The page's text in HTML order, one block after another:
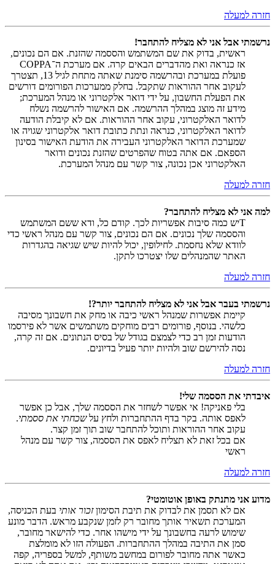
חזרה למעלה
נרשמתי אבל אני לא מצליח להתחבר!
ראשית, בדוק את שם המשתמש והססמה שהזנת. אם הם נכונים,
אז כנראה ואת מהדברים הבאים קרה. אם מערכת ה־COPPA
פועלת במערכת ובהרשמה סימנת שאתה מתחת לגיל 13, תצטרך
לעקוב אחר ההוראות שתקבל. בחלק ממערכות הפורומים דורשים
את הפעלת החשבון, על ידי דואר אלקטרוני או מנהל המערכת;
מידע זה מוצג במהלך ההרשמה. אם האישור להרשמה נשלח
לדואר האלקטרוני, עקוב אחר ההוראות. אם לא קיבלת הודעה
לדואר האלקטרוני, כנראה ונתת כתובת דואר אלקטרוני שגויה או
שמערכת הדואר האלקטרוני העבירה את הודעת האישור בסינון
הספאם. אם אתה בטוח שהפרטים שהזנת נכונים ודואר
האלקטרוני אכן נכונה, צור קשר עם מנהל המערכת.
חזרה למעלה
למה אני לא מצליח להתחבר?
Tיש כמה סיבות אפשריות לכך. קודם כל, ודא ששם המשתמש
והססמה שלך נכונים. אם הם נכונים, צור קשר עם מנהל ראשי כדי
לוודא שלא נחסמת. לחילופין, יכול להיות שיש שגיאה בהגדרות
האתר שהמנהלים שלו יצטרכו לתקן.
חזרה למעלה
נרשמתי בעבר אבל אני לא מצליח להתחבר יותר?!
קיימת אפשרות שמנהל ראשי כיבה או מחק את חשבונך מסיבה
כלשהי. בנוסף, פורומים רבים מוחקים משתמשים אשר לא פירסמו
הודעות זמן רב כדי לצמצם בגודל של בסיס הנתונים. אם זה קרה,
נסה להירשם שוב ולהיות יותר פעיל בדיונים.
חזרה למעלה
איבדתי את הססמה שלי!
בלי פאניקה! אי אפשר לשחזר את הססמה שלך, אבל כן אפשר
לאפס אותה. בקר בדף ההתחברות ולחץ עלשכחתי את ססמתי.
עקוב אחר ההוראות ותוכל להתחבר שוב תוך זמן קצר.
אם בכל זאת לא תצליח לאפס את הססמה, צור קשר עם מנהל
ראשי
חזרה למעלה
מדוע אני מתנתק באופן אוטומטי?
אם לא תסמן את לבדוק את תיבת הסימוןזכור אותי בעת הכניסה,
המערכת תשאיר אותך מחובר רק לזמן שנקבע מראש. הדבר מונע
שימוש לרעה בחשבונך על ידי מישהו אחר. כדי להישאר מחובר,
סמן את התיבה במהלך ההתחברות. הפעולה הזו לא מומלצת
כאשר אתה מחובר לפורום במחשב משותף, למשל בספריה, קפה